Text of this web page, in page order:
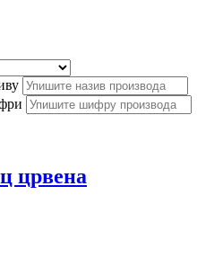
црвена